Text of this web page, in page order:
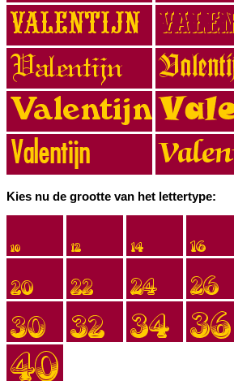
Kies nu de grootte van het lettertype: